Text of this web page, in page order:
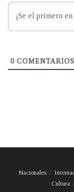
0 COMENTARIOS
Nacionales
Cultura